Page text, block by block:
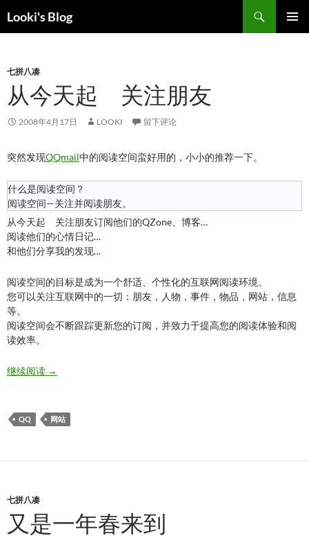
至
正
Looki's Blog
索
七拼八凑
从今天起 关注朋友
2008年4月17日 LOOKI 留下评论
突然发现QQmail中的阅读空间蛮好用的，小小的推荐一下。
什么是阅读空间？
阅读空间—关注并阅读朋友。
从今天起 关注朋友订阅他们的QZone、博客…
阅读他们的心情日记…
和他们分享我的发现…
阅读空间的目标是成为一个舒适、个性化的互联网阅读环境。
您可以关注互联网中的一切：朋友，人物，事件，物品，网站，信息
等。
阅读空间会不断跟踪更新您的订阅，并致力于提高您的阅读体验和阅
读效率。
继续阅读从今天起 关注朋友
→
QQ 网站
七拼八凑
又是一年春来到